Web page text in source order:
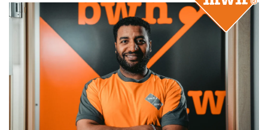
PRODUKTE
TEAM JOBS
GDS